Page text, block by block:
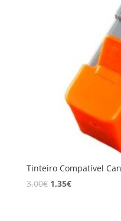
Tinteiro Compatível
3,00€ 1,35€